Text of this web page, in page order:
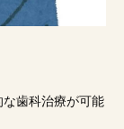
歯科治療が可能